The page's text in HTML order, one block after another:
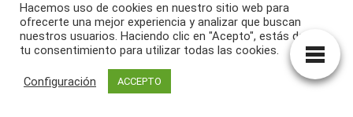
Una posición ética
Hacemos uso de cookies en nuestro sitio web para
ofrecerte una mejor experiencia y analizar que buscan
nuestros usuarios. Haciendo clic en "Acepto", estás dando
tu consentimiento para utilizar todas las cookies.
Configuración ACCEPTO